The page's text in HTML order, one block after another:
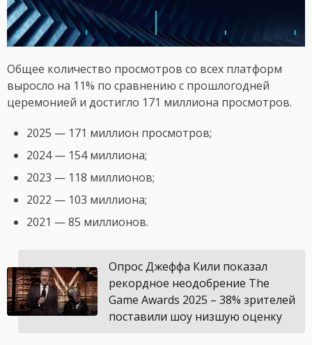
Общее количество просмотров со всех платформ
выросло на 11% по сравнению с прошлогодней
церемонией и достигло 171 миллиона просмотров.
2025 — 171 миллион просмотров;
2024 — 154 миллиона;
2023 — 118 миллионов;
2022 — 103 миллиона;
2021 — 85 миллионов.
Опрос Джеффа Кили показал
рекордное неодобрение The
Game Awards 2025 – 38% зрителей
поставили шоу низшую оценку